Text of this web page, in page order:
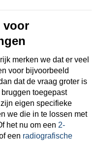
voor
merken we dat er veel
voor bijvoorbeeld
dat de vraag groter is
toegepast
eigen specifieke
we die in te lossen met
het nu om een 2-
een radiografische